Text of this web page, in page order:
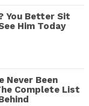
You Better Sit
Him Today
Never Been
Complete List